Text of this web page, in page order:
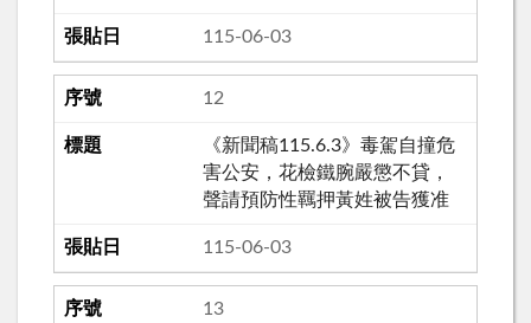
115-06-03
12
《新聞稿115.6.3》毒駕自撞危
害公安，花檢鐵腕嚴懲不貸，
聲請預防性羈押黃姓被告獲准
115-06-03
13